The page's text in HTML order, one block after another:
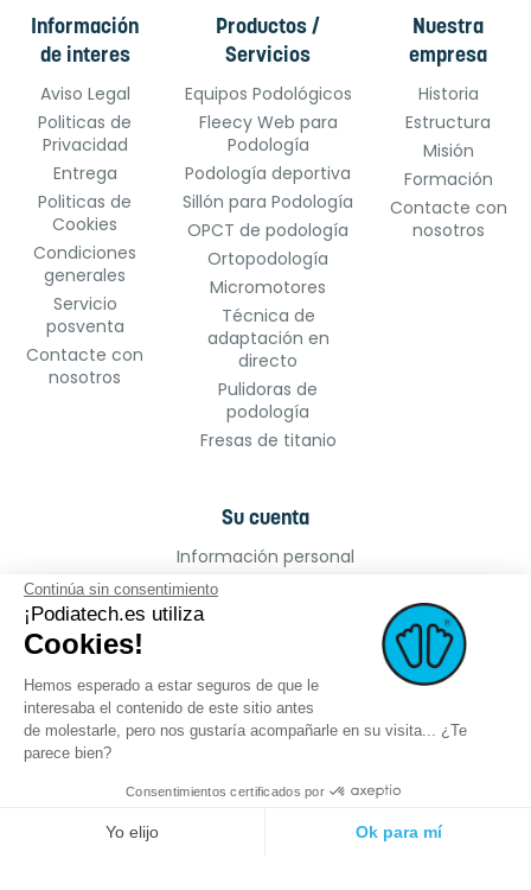
Información
de interes
Aviso Legal
Politicas de
Privacidad
Entrega
Politicas de
Cookies
Condiciones
generales
Servicio
posventa
Contacte con
nosotros
Productos /
Servicios
Equipos Podológicos
Fleecy Web para
Podología
Podología deportiva
Sillón para Podología
OPCT de podología
Ortopodología
Micromotores
Técnica de
adaptación en
directo
Pulidoras de
podología
Fresas de titanio
Nuestra
empresa
Historia
Estructura
Misión
Formación
Contacte con
nosotros
Su cuenta
Información personal
Facturas por abono
Mis alertas
creation.com
Continúa sin consentimiento
¡Podiatech.es utiliza
Cookies!
Hemos esperado a estar seguros de que le
interesaba el contenido de este sitio antes
de molestarle, pero nos gustaría acompañarle en su visita... ¿Te
parece bien?
Consentimientos certificados por
Yo elijo Ok para mí